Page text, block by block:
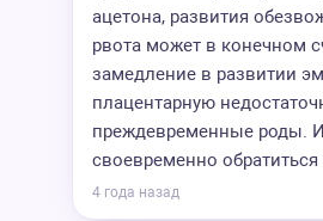
ацетона, развития
рвота может в конечном
замедление в развитии
плацентарную
преждевременные роды.
своевременно обратиться
4 года назад